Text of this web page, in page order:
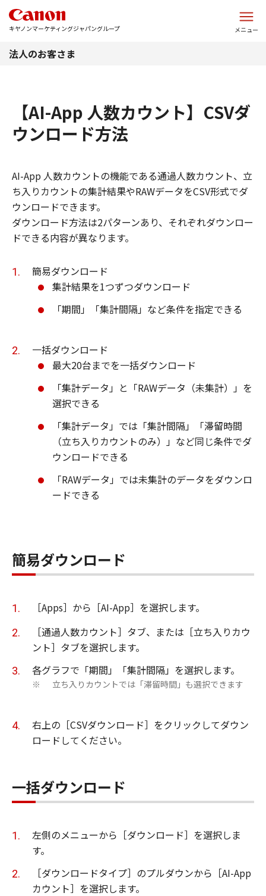
キヤノンマーケティングジャパングループ メニュー
法人のお客さま
【AI-App 人数カウント】CSVダ
ウンロード方法
AI-App 人数カウントの機能である通過人数カウント、立
ち入りカウントの集計結果やRAWデータをCSV形式でダ
ウンロードできます。
ダウンロード方法は2パターンあり、それぞれダウンロー
ドできる内容が異なります。
簡易ダウンロード
集計結果を1つずつダウンロード
「期間」「集計間隔」など条件を指定できる
一括ダウンロード
最大20台までを一括ダウンロード
「集計データ」と「RAWデータ（未集計）」を
選択できる
「集計データ」では「集計間隔」「滞留時間
（立ち入りカウントのみ）」など同じ条件でダ
ウンロードできる
「RAWデータ」では未集計のデータをダウンロ
ードできる
簡易ダウンロード
［Apps］から［AI-App］を選択します。
［通過人数カウント］タブ、または［立ち入りカウ
ント］タブを選択します。
各グラフで「期間」「集計間隔」を選択します。
※ 立ち入りカウントでは「滞留時間」も選択できます
右上の［CSVダウンロード］をクリックしてダウン
ロードしてください。
一括ダウンロード
左側のメニューから［ダウンロード］を選択しま
す。
［ダウンロードタイプ］のプルダウンから［AI-App
カウント］を選択します。